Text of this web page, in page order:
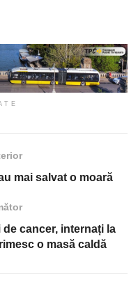
mai salvat o moară
cancer, internați la
o masă caldă